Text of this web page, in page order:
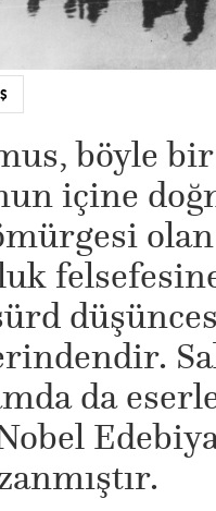
böyle bir
içine
da